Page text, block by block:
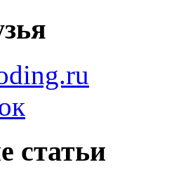
статьи